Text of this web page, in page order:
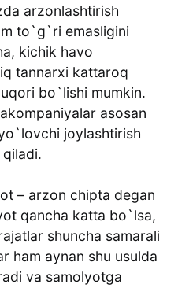
arzonlashtirish
to`g`ri emasligini
kichik havo
tannarxi kattaroq
bo`lishi mumkin.
asosan
joylashtirish
– arzon chipta degan
qancha katta bo`lsa,
shuncha samarali
ham aynan shu usulda
va samolyotga